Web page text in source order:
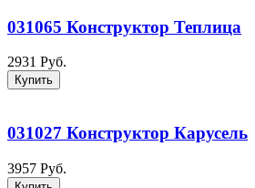
031065 Конструктор Теплица
2931 Руб.
Купить
031027 Конструктор Карусель
3957 Руб.